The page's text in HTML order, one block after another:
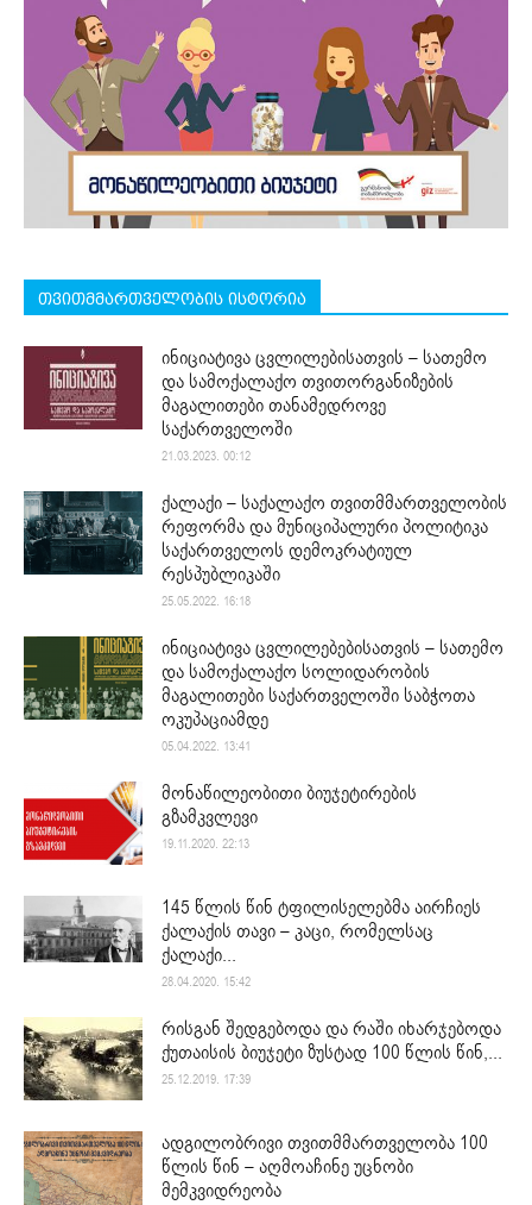
თვითმმართველობის ისტორია
ინიციატივა ცვლილებისათვის – სათემო
და სამოქალაქო თვითორგანიზების
მაგალითები თანამედროვე
საქართველოში
21.03.2023. 00:12
ქალაქი – საქალაქო თვითმმართველობის
რეფორმა და მუნიციპალური პოლიტიკა
საქართველოს დემოკრატიულ
რესპუბლიკაში
25.05.2022. 16:18
ინიციატივა ცვლილებებისათვის – სათემო
და სამოქალაქო სოლიდარობის
მაგალითები საქართველოში საბჭოთა
ოკუპაციამდე
05.04.2022. 13:41
მონაწილეობითი ბიუჯეტირების
გზამკვლევი
19.11.2020. 22:13
145 წლის წინ ტფილისელებმა აირჩიეს
ქალაქის თავი – კაცი, რომელსაც
ქალაქი...
28.04.2020. 15:42
რისგან შედგებოდა და რაში იხარჯებოდა
ქუთაისის ბიუჯეტი ზუსტად 100 წლის წინ,...
25.12.2019. 17:39
ადგილობრივი თვითმმართველობა 100
წლის წინ – აღმოაჩინე უცნობი
მემკვიდრეობა